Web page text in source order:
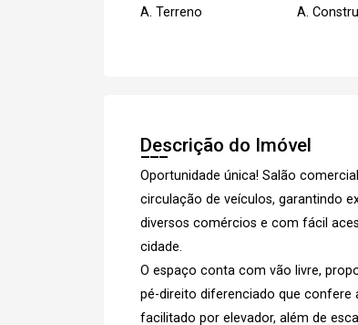
A. Terreno A.
Descrição do Imóvel
Oportunidade única! Salão
circulação de veículos, garantindo
diversos comércios e com fácil
cidade.
O espaço conta com vão livre,
pé-direito diferenciado que confere
facilitado por elevador, além de